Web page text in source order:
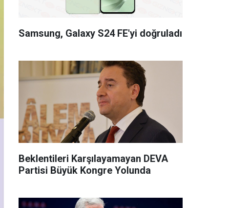
Samsung, Galaxy S24 FE'yi doğruladı
Beklentileri Karşılayamayan DEVA
Partisi Büyük Kongre Yolunda